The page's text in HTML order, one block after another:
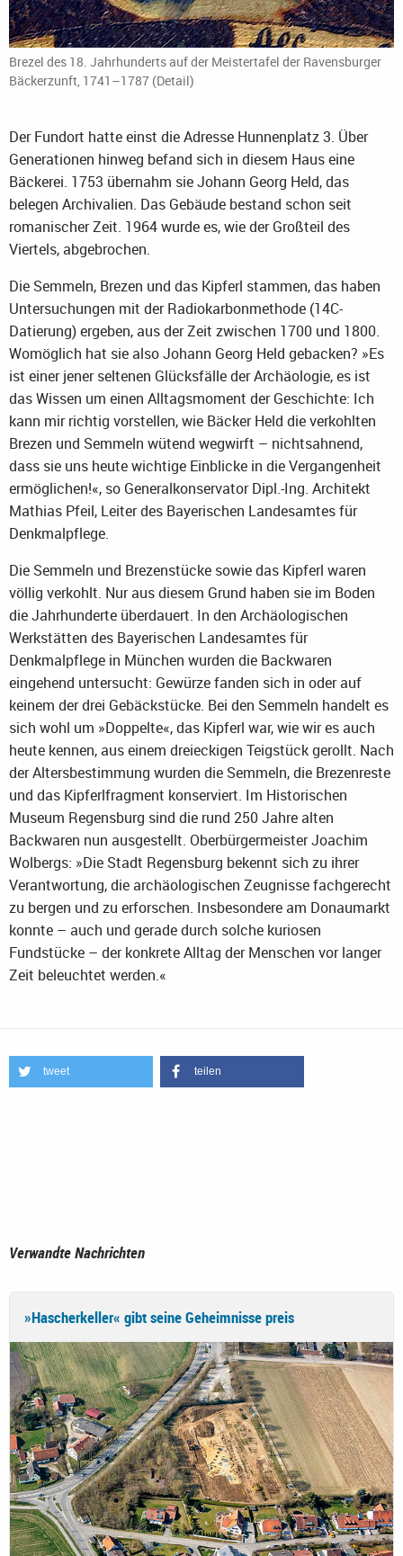
Brezel des 18. Jahrhunderts auf der Meistertafel der Ravensburger
Bäckerzunft, 1741–1787 (Detail)
Der Fundort hatte einst die Adresse Hunnenplatz 3. Über
Generationen hinweg befand sich in diesem Haus eine
Bäckerei. 1753 übernahm sie Johann Georg Held, das
belegen Archivalien. Das Gebäude bestand schon seit
romanischer Zeit. 1964 wurde es, wie der Großteil des
Viertels, abgebrochen.
Die Semmeln, Brezen und das Kipferl stammen, das haben
Untersuchungen mit der Radiokarbonmethode (14C-
Datierung) ergeben, aus der Zeit zwischen 1700 und 1800.
Womöglich hat sie also Johann Georg Held gebacken? »Es
ist einer jener seltenen Glücksfälle der Archäologie, es ist
das Wissen um einen Alltagsmoment der Geschichte: Ich
kann mir richtig vorstellen, wie Bäcker Held die verkohlten
Brezen und Semmeln wütend wegwirft – nichtsahnend,
dass sie uns heute wichtige Einblicke in die Vergangenheit
ermöglichen!«, so Generalkonservator Dipl.-Ing. Architekt
Mathias Pfeil, Leiter des Bayerischen Landesamtes für
Denkmalpflege.
Die Semmeln und Brezenstücke sowie das Kipferl waren
völlig verkohlt. Nur aus diesem Grund haben sie im Boden
die Jahrhunderte überdauert. In den Archäologischen
Werkstätten des Bayerischen Landesamtes für
Denkmalpflege in München wurden die Backwaren
eingehend untersucht: Gewürze fanden sich in oder auf
keinem der drei Gebäckstücke. Bei den Semmeln handelt es
sich wohl um »Doppelte«, das Kipferl war, wie wir es auch
heute kennen, aus einem dreieckigen Teigstück gerollt. Nach
der Altersbestimmung wurden die Semmeln, die Brezenreste
und das Kipferlfragment konserviert. Im Historischen
Museum Regensburg sind die rund 250 Jahre alten
Backwaren nun ausgestellt. Oberbürgermeister Joachim
Wolbergs: »Die Stadt Regensburg bekennt sich zu ihrer
Verantwortung, die archäologischen Zeugnisse fachgerecht
zu bergen und zu erforschen. Insbesondere am Donaumarkt
konnte – auch und gerade durch solche kuriosen
Fundstücke – der konkrete Alltag der Menschen vor langer
Zeit beleuchtet werden.«
tweet teilen
Verwandte Nachrichten
»Hascherkeller« gibt seine Geheimnisse preis